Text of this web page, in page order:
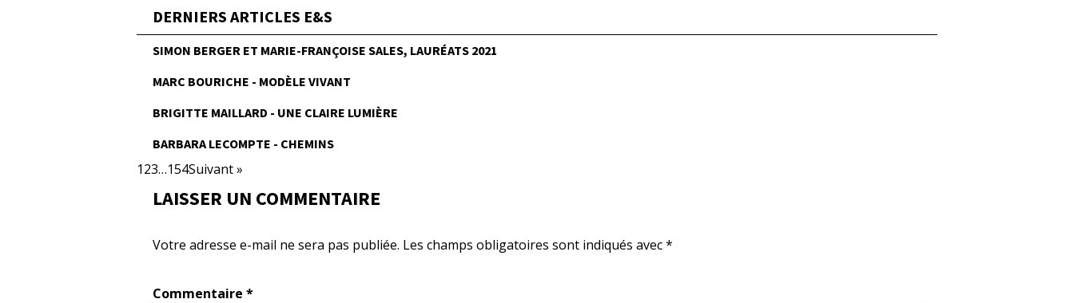
DERNIERS ARTICLES E&S
SIMON BERGER ET MARIE-FRANÇOISE SALES, LAURÉATS 2021
MARC BOURICHE - MODÈLE VIVANT
BRIGITTE MAILLARD - UNE CLAIRE LUMIÈRE
BARBARA LECOMPTE - CHEMINS
123…154Suivant »
LAISSER UN COMMENTAIRE
Votre adresse e-mail ne sera pas publiée. Les champs obligatoires sont indiqués avec*
Commentaire *